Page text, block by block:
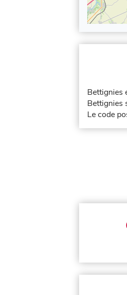
Bettignies
Bettignies
Le code